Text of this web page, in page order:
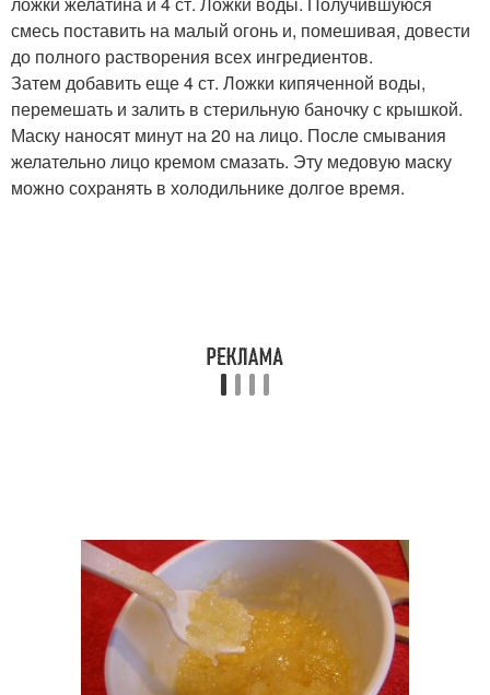
смесь поставить на малый огонь и, помешивая, довести
до полного растворения всех ингредиентов.
Затем добавить еще 4 ст. Ложки кипяченной воды,
перемешать и залить в стерильную баночку с крышкой.
Маску наносят минут на 20 на лицо. После смывания
желательно лицо кремом смазать. Эту медовую маску
можно сохранять в холодильнике долгое время.